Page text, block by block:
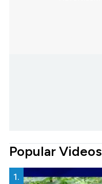
Popular Videos
1.